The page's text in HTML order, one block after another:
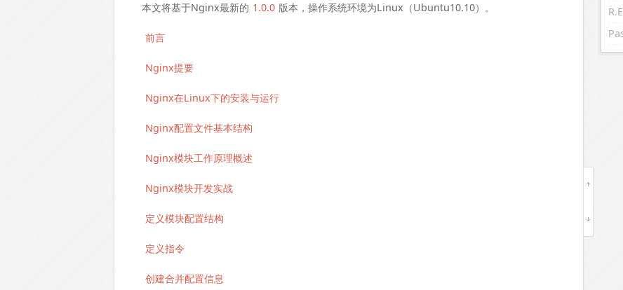
本文将基于Nginx最新的 1.0.0 版本，操作系统环境为Linux（Ubuntu10.10）。
前言
Nginx提要
Nginx在Linux下的安装与运行
Nginx配置文件基本结构
Nginx模块工作原理概述
Nginx模块开发实战
定义模块配置结构
定义指令
创建合并配置信息